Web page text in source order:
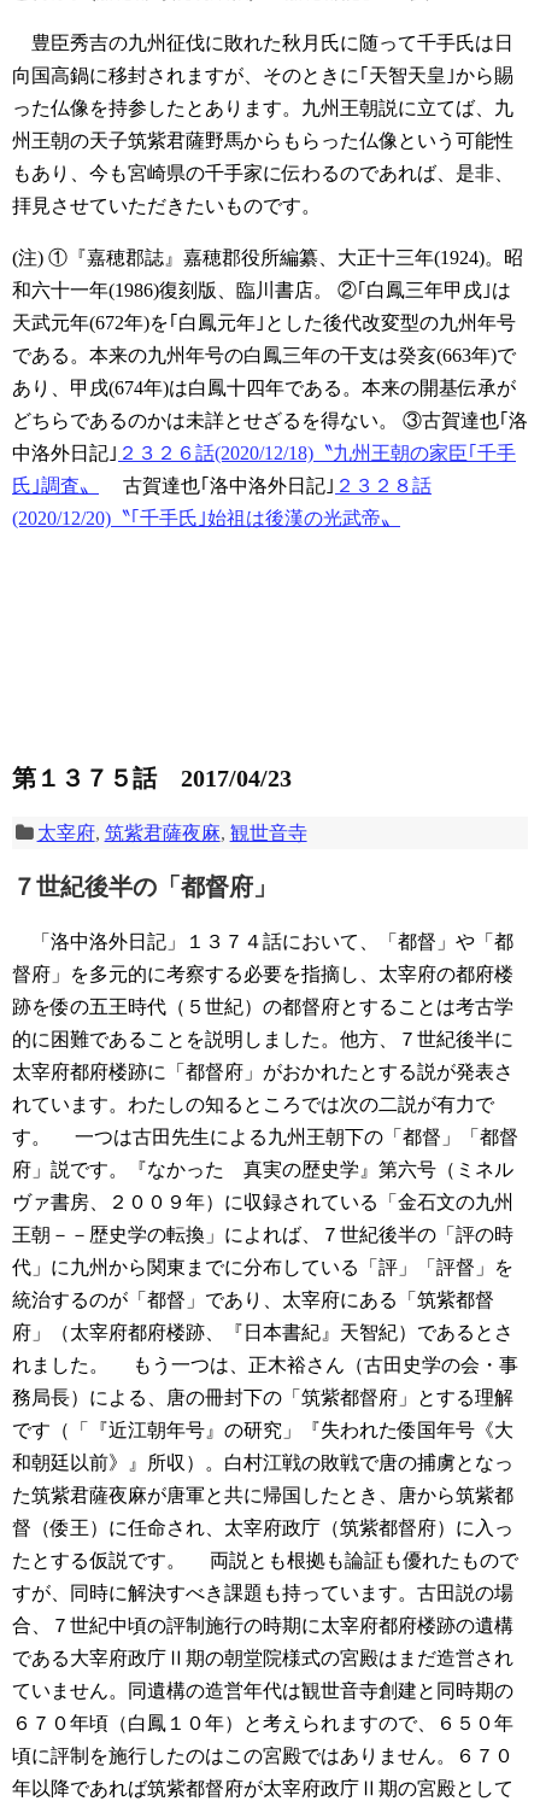
豊臣秀吉の九州征伐に敗れた秋月氏に随って千手氏は日
向国高鍋に移封されますが、そのときに｢天智天皇｣から賜
った仏像を持参したとあります。九州王朝説に立てば、九
州王朝の天子筑紫君薩野馬からもらった仏像という可能性
もあり、今も宮崎県の千手家に伝わるのであれば、是非、
拝見させていただきたいものです。
(注) ①『嘉穂郡誌』嘉穂郡役所編纂、大正十三年(1924)。昭
和六十一年(1986)復刻版、臨川書店。
②｢白鳳三年甲戌｣は
天武元年(672年)を｢白鳳元年｣とした後代改変型の九州年号
である。本来の九州年号の白鳳三年の干支は癸亥(663年)で
あり、甲戌(674年)は白鳳十四年である。本来の開基伝承が
どちらであるのかは未詳とせざるを得ない。
③古賀達也｢洛
中洛外日記｣ ２３２６話(2020/12/18)〝九州王朝の家臣｢千手
氏｣調査〟
古賀達也｢洛中洛外日記｣ ２３２８話
(2020/12/20)〝｢千手氏｣始祖は後漢の光武帝〟
第１３７５話 2017/04/23
太宰府, 筑紫君薩夜麻, 観世音寺
７世紀後半の「都督府」
「洛中洛外日記」１３７４話において、「都督」や「都
督府」を多元的に考察する必要を指摘し、太宰府の都府楼
跡を倭の五王時代（５世紀）の都督府とすることは考古学
的に困難であることを説明しました。他方、７世紀後半に
太宰府都府楼跡に「都督府」がおかれたとする説が発表さ
れています。わたしの知るところでは次の二説が有力で
す。
一つは古田先生による九州王朝下の「都督」「都督
府」説です。『なかった 真実の歴史学』第六号（ミネル
ヴァ書房、２００９年）に収録されている「金石文の九州
王朝－－歴史学の転換」によれば、７世紀後半の「評の時
代」に九州から関東までに分布している「評」「評督」を
統治するのが「都督」であり、太宰府にある「筑紫都督
府」（太宰府都府楼跡、『日本書紀』天智紀）であるとさ
れました。
もう一つは、正木裕さん（古田史学の会・事
務局長）による、唐の冊封下の「筑紫都督府」とする理解
です（「『近江朝年号』の研究」『失われた倭国年号《大
和朝廷以前》』所収）。白村江戦の敗戦で唐の捕虜となっ
た筑紫君薩夜麻が唐軍と共に帰国したとき、唐から筑紫都
督（倭王）に任命され、太宰府政庁（筑紫都督府）に入っ
たとする仮説です。
両説とも根拠も論証も優れたもので
すが、同時に解決すべき課題も持っています。古田説の場
合、７世紀中頃の評制施行の時期に太宰府都府楼跡の遺構
である大宰府政庁Ⅱ期の朝堂院様式の宮殿はまだ造営され
ていません。同遺構の造営年代は観世音寺創建と同時期の
６７０年頃（白鳳１０年）と考えられますので、６５０年
頃に評制を施行したのはこの宮殿ではありません。６７０
年以降であれば筑紫都督府が太宰府政庁Ⅱ期の宮殿として